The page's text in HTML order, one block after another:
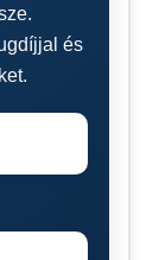
és